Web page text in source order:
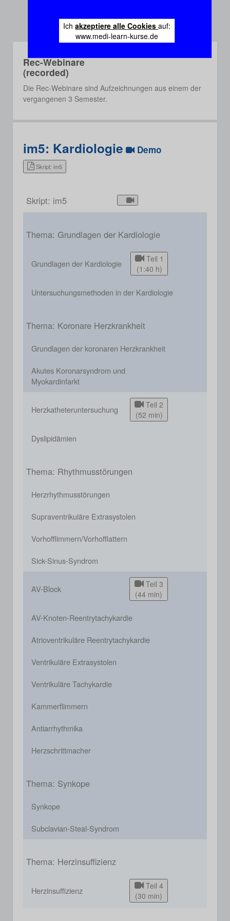
Ichakzeptiere alle Cookiesauf:
www.medi-learn-kurse.de
Rec-Webinare
(recorded)
Die Rec-Webinare sind Aufzeichnungen aus einem der
vergangenen 3 Semester.
im5: Kardiologie Demo
Skript: im5
Skript: im5
Thema: Grundlagen der Kardiologie
Grundlagen der Kardiologie
Teil 1
(1:40 h)
Untersuchungsmethoden in der Kardiologie
Thema: Koronare Herzkrankheit
Grundlagen der koronaren Herzkrankheit
Akutes Koronarsyndrom und
Myokardinfarkt
Herzkatheteruntersuchung
Teil 2
(52 min)
Dyslipidämien
Thema: Rhythmusstörungen
Herzrhythmusstörungen
Supraventrikuläre Extrasystolen
Vorhofflimmern/Vorhofflattern
Sick-Sinus-Syndrom
AV-Block
Teil 3
(44 min)
AV-Knoten-Reentrytachykardie
Atrioventrikuläre Reentrytachykardie
Ventrikuläre Extrasystolen
Ventrikuläre Tachykardie
Kammerflimmern
Antiarrhythmika
Herzschrittmacher
Thema: Synkope
Synkope
Subclavian-Steal-Syndrom
Thema: Herzinsuffizienz
Herzinsuffizienz
Teil 4
(30 min)